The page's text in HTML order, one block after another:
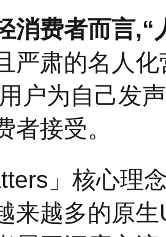
消费者而言,“
严肃的名人
户为自己发
者接受。
」核心理
来越多的原